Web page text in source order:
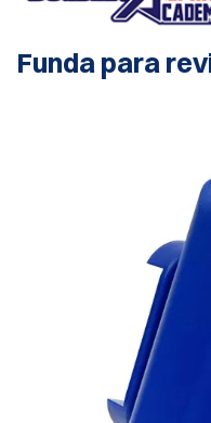
Funda para